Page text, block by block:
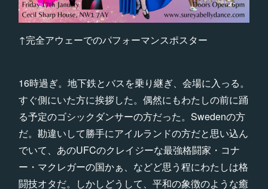
↑完全アウェーでのパフォーマンスポスター
16時過ぎ。地下鉄とバスを乗り継ぎ、会場に入っる。
すぐ側にいた方に挨拶した。偶然にもわたしの前に踊
る予定のゴシックダンサーの方だった。Swedenの方
だ。勘違いして勝手にアイルランドの方だと思い込ん
でいて、あのUFCのクレイジーな最強格闘家・コナ
ー・マクレガーの国かぁ、などど思う程にわたしは格
闘技オタだ。しかしどうして、平和の象徴のような癒